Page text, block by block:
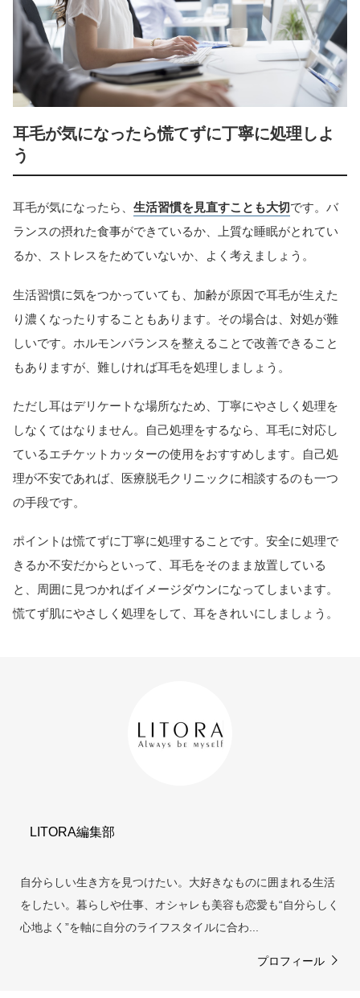
耳毛が気になったら慌てずに丁寧に処理しよ
う
耳毛が気になったら、 生活習慣を見直すことも大切です。バ
ランスの摂れた食事ができているか、上質な睡眠がとれてい
るか、ストレスをためていないか、よく考えましょう。
生活習慣に気をつかっていても、加齢が原因で耳毛が生えた
り濃くなったりすることもあります。その場合は、対処が難
しいです。ホルモンバランスを整えることで改善できること
もありますが、難しければ耳毛を処理しましょう。
ただし耳はデリケートな場所なため、丁寧にやさしく処理を
しなくてはなりません。自己処理をするなら、耳毛に対応し
ているエチケットカッターの使用をおすすめします。自己処
理が不安であれば、医療脱毛クリニックに相談するのも一つ
の手段です。
ポイントは慌てずに丁寧に処理することです。安全に処理で
きるか不安だからといって、耳毛をそのまま放置している
と、周囲に見つかればイメージダウンになってしまいます。
慌てず肌にやさしく処理をして、耳をきれいにしましょう。
LITORA編集部
自分らしい生き方を見つけたい。大好きなものに囲まれる生活
をしたい。暮らしや仕事、オシャレも美容も恋愛も“自分らしく
心地よく”を軸に自分のライフスタイルに合わ...
プロフィール